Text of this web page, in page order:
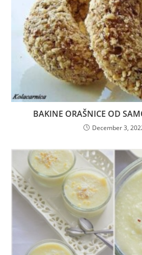
BAKINE ORAŠNICE OD
December 3,